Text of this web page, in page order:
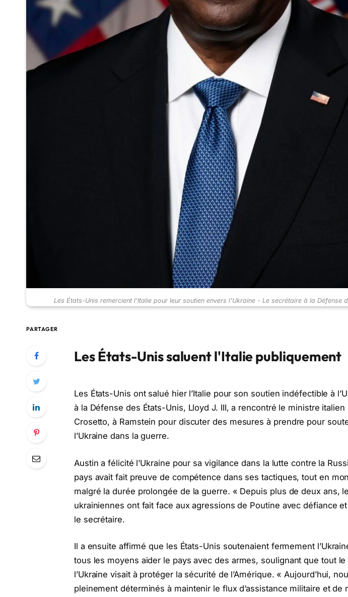
Les États-Unis remercient l'Italie pour leur soutien envers l'Ukraine - Le secrétaire à la Défense
PARTAGER
Les États-Unis saluent l'Italie publiquement
Les États-Unis ont salué hier l’Italie pour son soutien indéfectible à
à la Défense des États-Unis, Lloyd J. III, a rencontré le ministre
Crosetto, à Ramstein pour discuter des mesures à prendre pour
l’Ukraine dans la guerre.
Austin a félicité l’Ukraine pour sa vigilance dans la lutte contre la
pays avait fait preuve de compétence dans ses tactiques, tout en
malgré la durée prolongée de la guerre. « Depuis plus de deux ans,
ukrainiennes ont fait face aux agressions de Poutine avec défiance
le secrétaire.
Il a ensuite affirmé que les États-Unis soutenaient fermement
tous les moyens aider le pays avec des armes, soulignant que tout
l’Ukraine visait à protéger la sécurité de l’Amérique. « Aujourd’hui,
pleinement déterminés à maintenir le flux d’assistance militaire et de